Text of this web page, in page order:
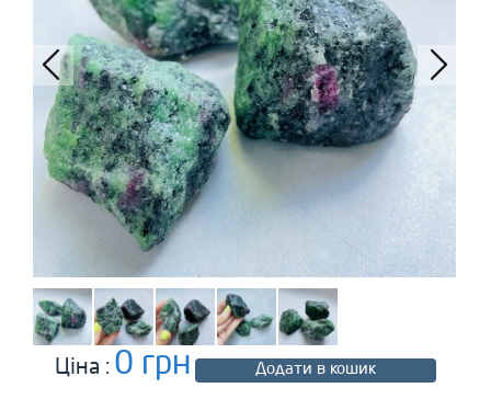
Ціна : 0 грн Додати в кошик